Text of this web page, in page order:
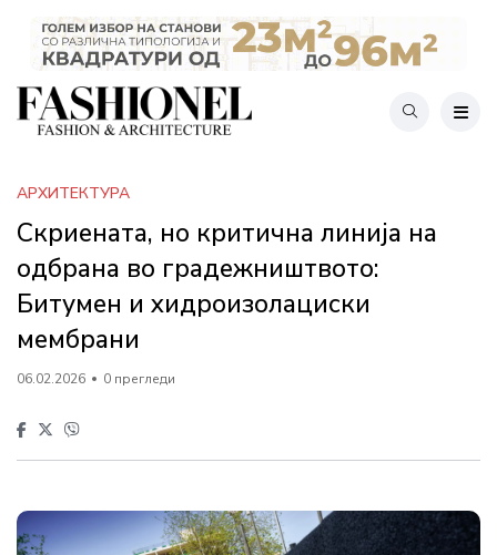
АРХИТЕКТУРА
Скриената, но критична линија на
одбрана во градежништвото:
Битумен и хидроизолациски
мембрани
06.02.2026 0 прегледи